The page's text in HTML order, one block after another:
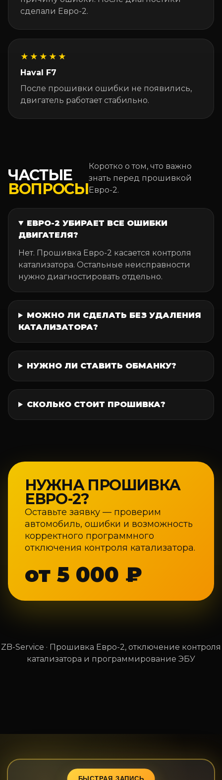
сделали Евро-2.
★★★★★
Haval F7
После прошивки ошибки не появились,
двигатель работает стабильно.
ЧАСТЫЕ
ВОПРОСЫ
Коротко о том, что важно
знать перед прошивкой
Евро-2.
ЕВРО-2 УБИРАЕТ ВСЕ ОШИБКИ
ДВИГАТЕЛЯ?
Нет. Прошивка Евро-2 касается контроля
катализатора. Остальные неисправности
нужно диагностировать отдельно.
МОЖНО ЛИ СДЕЛАТЬ БЕЗ УДАЛЕНИЯ
КАТАЛИЗАТОРА?
НУЖНО ЛИ СТАВИТЬ ОБМАНКУ?
СКОЛЬКО СТОИТ ПРОШИВКА?
НУЖНА ПРОШИВКА
ЕВРО-2?
Оставьте заявку — проверим
автомобиль, ошибки и возможность
корректного программного
отключения контроля катализатора.
от 5 000 ₽
ZB-Service · Прошивка Евро-2, отключение контроля
катализатора и программирование ЭБУ